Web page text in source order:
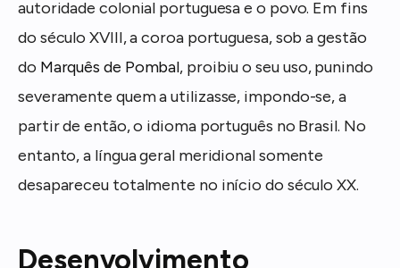
autoridade colonial portuguesa e o povo. Em fins
do século XVIII, a coroa portuguesa, sob a gestão
do Marquês de Pombal, proibiu o seu uso, punindo
severamente quem a utilizasse, impondo-se, a
partir de então, o idioma português no Brasil. No
entanto, a língua geral meridional somente
desapareceu totalmente no início do século XX.
Desenvolvimento